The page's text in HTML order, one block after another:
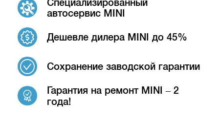
Специализированный
автосервис MINI
Дешевле дилера MINI до 45%
Сохранение заводской гарантии
Гарантия на ремонт MINI – 2
года!